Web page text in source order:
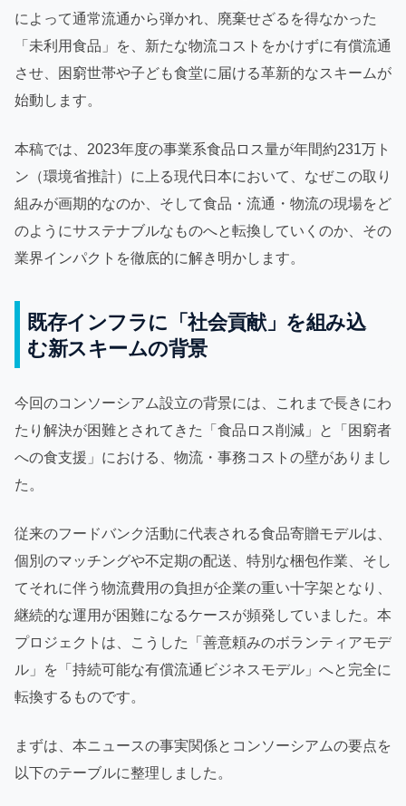
によって通常流通から弾かれ、廃棄せざるを得なかった
「未利用食品」を、新たな物流コストをかけずに有償流通
させ、困窮世帯や子ども食堂に届ける革新的なスキームが
始動します。
本稿では、2023年度の事業系食品ロス量が年間約231万ト
ン（環境省推計）に上る現代日本において、なぜこの取り
組みが画期的なのか、そして食品・流通・物流の現場をど
のようにサステナブルなものへと転換していくのか、その
業界インパクトを徹底的に解き明かします。
既存インフラに「社会貢献」を組み込
む新スキームの背景
今回のコンソーシアム設立の背景には、これまで長きにわ
たり解決が困難とされてきた「食品ロス削減」と「困窮者
への食支援」における、物流・事務コストの壁がありまし
た。
従来のフードバンク活動に代表される食品寄贈モデルは、
個別のマッチングや不定期の配送、特別な梱包作業、そし
てそれに伴う物流費用の負担が企業の重い十字架となり、
継続的な運用が困難になるケースが頻発していました。本
プロジェクトは、こうした「善意頼みのボランティアモデ
ル」を「持続可能な有償流通ビジネスモデル」へと完全に
転換するものです。
まずは、本ニュースの事実関係とコンソーシアムの要点を
以下のテーブルに整理しました。